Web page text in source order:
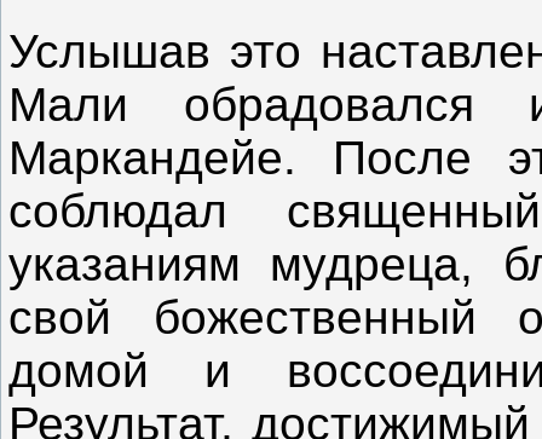
Услышав это
Мали обрадовался
Маркандейе. После
соблюдал
указаниям мудреца,
свой божественный
домой и
Результат,